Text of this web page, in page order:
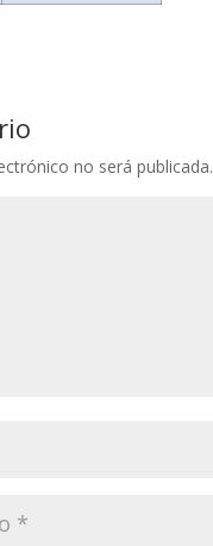
no será publicada.